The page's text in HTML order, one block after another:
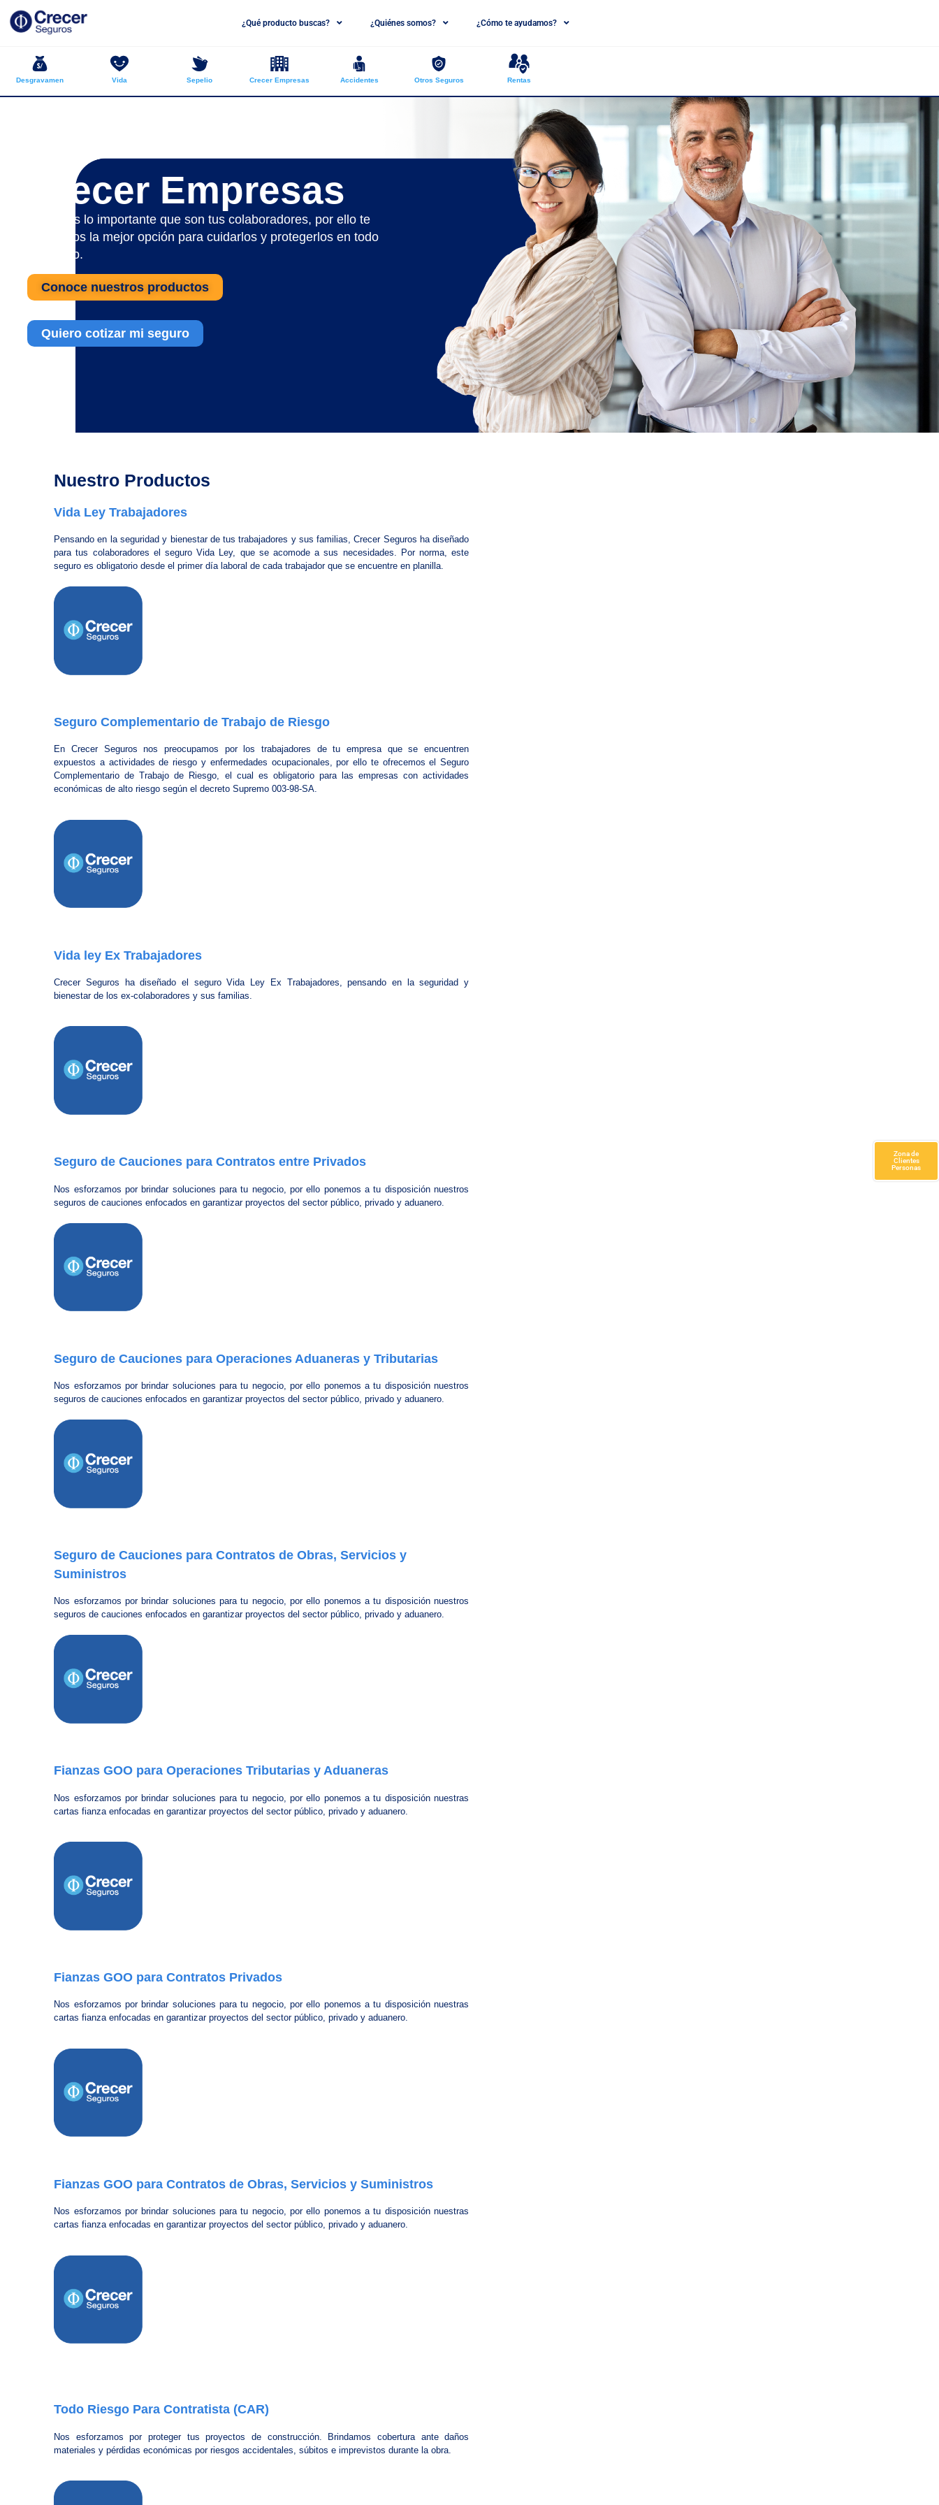
¿Qué producto buscas? ¿Quiénes somos? ¿Cómo te ayudamos?
Zona de
Clientes
Personas
Desgravamen Vida Sepelio Crecer Empresas Accidentes Otros Seguros Rentas
Crecer Empresas
Sabemos lo importante que son tus colaboradores, por ello te
ofrecemos la mejor opción para cuidarlos y protegerlos en todo
momento.
Conoce nuestros productos
Quiero cotizar mi seguro
Nuestro Productos
Vida Ley Trabajadores
Pensando en la seguridad y bienestar de tus trabajadores y sus familias, Crecer Seguros ha diseñado
para tus colaboradores el seguro Vida Ley, que se acomode a sus necesidades. Por norma, este
seguro es obligatorio desde el primer día laboral de cada trabajador que se encuentre en planilla.
Seguro Complementario de Trabajo de Riesgo
En Crecer Seguros nos preocupamos por los trabajadores de tu empresa que se encuentren
expuestos a actividades de riesgo y enfermedades ocupacionales, por ello te ofrecemos el Seguro
Complementario de Trabajo de Riesgo, el cual es obligatorio para las empresas con actividades
económicas de alto riesgo según el decreto Supremo 003-98-SA.
Vida ley Ex Trabajadores
Crecer Seguros ha diseñado el seguro Vida Ley Ex Trabajadores, pensando en la seguridad y
bienestar de los ex-colaboradores y sus familias.
Seguro de Cauciones para Contratos entre Privados
Nos esforzamos por brindar soluciones para tu negocio, por ello ponemos a tu disposición nuestros
seguros de cauciones enfocados en garantizar proyectos del sector público, privado y aduanero.
Seguro de Cauciones para Operaciones Aduaneras y Tributarias
Nos esforzamos por brindar soluciones para tu negocio, por ello ponemos a tu disposición nuestros
seguros de cauciones enfocados en garantizar proyectos del sector público, privado y aduanero.
Seguro de Cauciones para Contratos de Obras, Servicios y
Suministros
Nos esforzamos por brindar soluciones para tu negocio, por ello ponemos a tu disposición nuestros
seguros de cauciones enfocados en garantizar proyectos del sector público, privado y aduanero.
Fianzas GOO para Operaciones Tributarias y Aduaneras
Nos esforzamos por brindar soluciones para tu negocio, por ello ponemos a tu disposición nuestras
cartas fianza enfocadas en garantizar proyectos del sector público, privado y aduanero.
Fianzas GOO para Contratos Privados
Nos esforzamos por brindar soluciones para tu negocio, por ello ponemos a tu disposición nuestras
cartas fianza enfocadas en garantizar proyectos del sector público, privado y aduanero.
Fianzas GOO para Contratos de Obras, Servicios y Suministros
Nos esforzamos por brindar soluciones para tu negocio, por ello ponemos a tu disposición nuestras
cartas fianza enfocadas en garantizar proyectos del sector público, privado y aduanero.
Todo Riesgo Para Contratista (CAR)
Nos esforzamos por proteger tus proyectos de construcción. Brindamos cobertura ante daños
materiales y pérdidas económicas por riesgos accidentales, súbitos e imprevistos durante la obra.